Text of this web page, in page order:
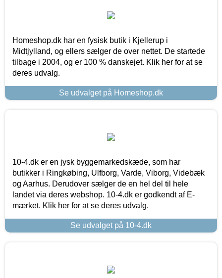
Homeshop.dk har en fysisk butik i Kjellerup i
Midtjylland, og ellers sælger de over nettet. De startede
tilbage i 2004, og er 100 % danskejet. Klik her for at se
deres udvalg.
Se udvalget på Homeshop.dk
10-4.dk er en jysk byggemarkedskæde, som har
butikker i Ringkøbing, Ulfborg, Varde, Viborg, Videbæk
og Aarhus. Derudover sælger de en hel del til hele
landet via deres webshop. 10-4.dk er godkendt af E-
mærket. Klik her for at se deres udvalg.
Se udvalget på 10-4.dk